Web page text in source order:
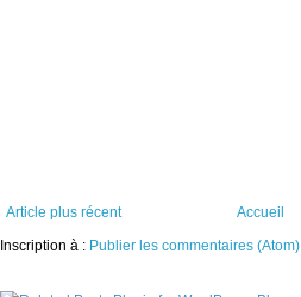
Article plus récent
Accueil
Inscription à : Publier les commentaires (Atom)